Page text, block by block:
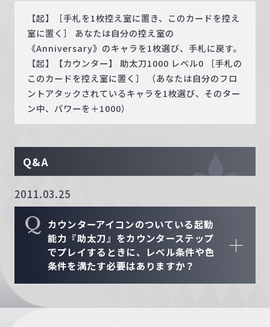
【起】［手札を1枚控え室に置き、このカードを控え
室に置く］ あなたは自分の控え室の
《Anniversary》のキャラを1枚選び、手札に戻す。
【起】【カウンター】 助太刀1000 レベル0 ［手札の
このカードを控え室に置く］ （あなたは自分のフロ
ントアタックされているキャラを1枚選び、そのター
ン中、パワーを＋1000）
Q&A
2011.03.25
Q カウンターアイコンのついている起動
能力『助太刀』をカウンターステップ
でプレイするときに、レベル条件や色
条件を満たす必要はありますか？